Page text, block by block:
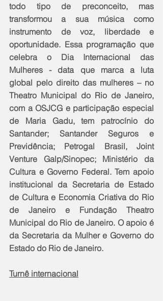
todo tipo de preconceito, mas
transformou a sua música como
instrumento de voz, liberdade e
oportunidade. Essa programação que
celebra o Dia Internacional das
Mulheres - data que marca a luta
global pelo direito das mulheres – no
Theatro Municipal do Rio de Janeiro,
com a OSJCG e participação especial
de Maria Gadu, tem patrocínio do
Santander; Santander Seguros e
Previdência; Petrogal Brasil, Joint
Venture Galp/Sinopec; Ministério da
Cultura e Governo Federal. Tem apoio
institucional da Secretaria de Estado
de Cultura e Economia Criativa do Rio
de Janeiro e Fundação Theatro
Municipal do Rio de Janeiro. O apoio é
da Secretaria da Mulher e Governo do
Estado do Rio de Janeiro.
Turnê internacional